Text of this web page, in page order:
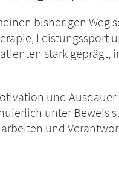
bisherigen Weg
Leistungssport
stark geprägt,
und
unter Beweis
und